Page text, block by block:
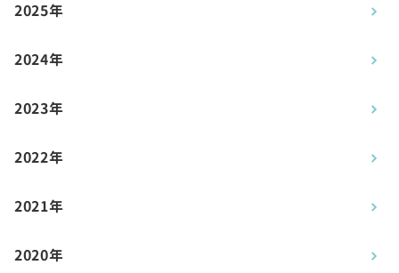
2025年
2024年
2023年
2022年
2021年
2020年